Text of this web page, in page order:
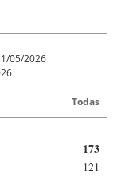
05/2026
Todas
173
121